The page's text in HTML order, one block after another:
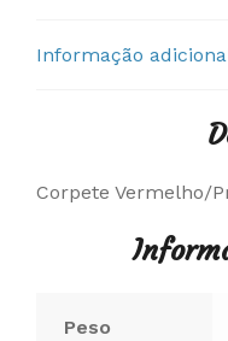
Informação
Corpete Vermelho/
Peso